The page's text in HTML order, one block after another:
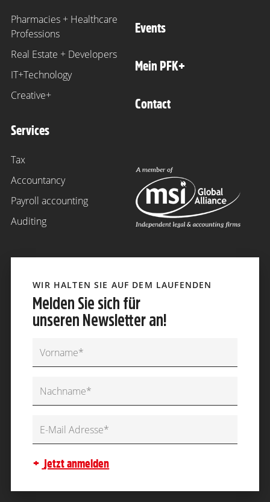
Pharmacies + Healthcare
Professions
Real Estate + Developers
IT+Technology
Creative+
Services
Tax
Accountancy
Payroll accounting
Auditing
Events
Mein PFK+
Contact
WIR HALTEN SIE AUF DEM LAUFENDEN
Melden Sie sich für
unseren Newsletter an!
jetzt anmelden